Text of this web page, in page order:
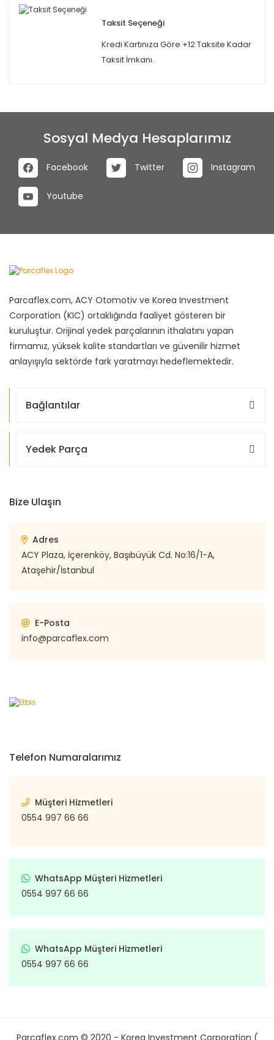
Taksit Seçeneği
Kredi Kartınıza Göre +12 Taksite Kadar
Taksit İmkanı.
Sosyal Medya Hesaplarımız
Facebook Twitter Instagram
Youtube
Parcaflex.com, ACY Otomotiv ve Korea Investment
Corporation (KIC) ortaklığında faaliyet gösteren bir
kuruluştur. Orijinal yedek parçalarının ithalatını yapan
firmamız, yüksek kalite standartları ve güvenilir hizmet
anlayışıyla sektörde fark yaratmayı hedeflemektedir.
Bağlantılar
Yedek Parça
Bize Ulaşın
Adres
ACY Plaza, İçerenköy, Başıbüyük Cd. No:16/1-A,
Ataşehir/İstanbul
E-Posta
info@parcaflex.com
Telefon Numaralarımız
Müşteri Hizmetleri
0554 997 66 66
WhatsApp Müşteri Hizmetleri
0554 997 66 66
WhatsApp Müşteri Hizmetleri
0554 997 66 66
Parcaflex.com © 2020 - Korea Investment Corporation (